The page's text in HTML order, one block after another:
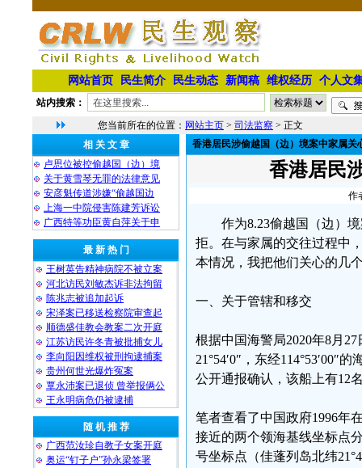
网站首页 民生简介 民生动态 新闻稿 维权经历 个人文
站内搜索：
您当前所在的位置： 网站主页 > 司法监察 > 正文
相 关 文 章
卢思位被控偷越国（边）境
关于黄雪琴无罪的法律意见
安彦魁传道涉嫌“偷越国边
上海一中院侵害陈建芳诉讼
广西特等功臣黄自萍关于申
最 新 热 门
王树英告精神病院不被立案
河北访民刘敏杰诉非法拘留
陈兆志被追加起诉
宋泽案已移送检察院审查起
顺德盛佳教会教案二次开庭
江苏访民许冬青被批捕女儿
李向阳因维权被刑拘逮捕案
贵州何世光爆炸冤案
覃永沛案已退侦 曾举报俩公
王永明病危仍被逮捕
随 机 推 荐
广西范汝珍自教子女案开庭
奥运“钉子户”孙永梁签署
香港居民涉偷越国（边）境案中家属关
香港居民
作
作为8.23偷越国（边）
拒。在与家属的交往过程中
本情况，我把他们关心的几
一、关于管辖和移交
根据中国海警局2020年8月
21°54′0″，东经
公开通报确认，该船上有12
笔者查看了中国政府1996年
接近的两个领海基线坐标点分
号坐标点（佳蓬列岛北纬